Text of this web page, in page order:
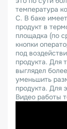
температура
C. В баке
продукт в
площадка (по
кнопки
под
продукта. Для
выглядел
уменьшить
продукта. Для
Видео работы